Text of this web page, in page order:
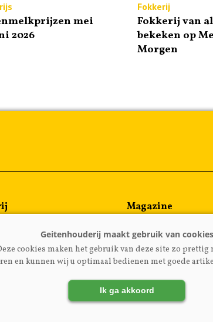
mei
2026
Fokkerij
Fokkerij van
bekeken op
Morgen
Magazine
cookies maken het gebruik van deze site zo
en kunnen wij u optimaal bedienen met goede
Ik ga akkoord